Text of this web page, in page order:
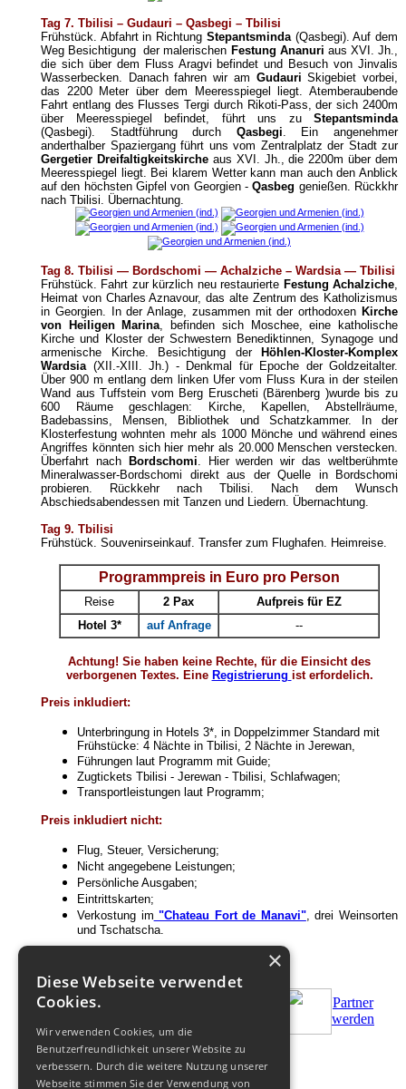
Tag 7. Tbilisi – Gudauri – Qasbegi – Tbilisi
Frühstück. Abfahrt in Richtung Stepantsminda(Qasbegi). Auf dem
Weg Besichtigung der malerischen Festung Ananuri aus XVI. Jh.,
die sich über dem Fluss Aragvi befindet und Besuch von Jinvalis
Wasserbecken. Danach fahren wir am Gudauri Skigebiet vorbei,
das 2200 Meter über dem Meeresspiegel liegt. Atemberaubende
Fahrt entlang des Flusses Tergi durch Rikoti-Pass, der sich 2400m
über Meeresspiegel befindet, führt uns zu Stepantsminda
(Qasbegi). Stadtführung durch Qasbegi. Ein angenehmer
anderthalber Spaziergang führt uns vom Zentralplatz der Stadt zur
Gergetier Dreifaltigkeitskircheaus XVI. Jh., die 2200m über dem
Meeresspiegel liegt. Bei klarem Wetter kann man auch den Anblick
auf den höchsten Gipfel von Georgien -Qasbeg genießen. Rückkhr
nach Tbilisi. Übernachtung.
Tag 8. Tbilisi — Bordschomi — Achalziche – Wardsia — Tbilisi
Frühstück. Fahrt zur kürzlich neu restaurierte Festung Achalziche,
Heimat von Charles Aznavour, das alte Zentrum des Katholizismus
in Georgien. In der Anlage, zusammen mit der orthodoxen Kirche
von Heiligen Marina, befinden sich Moschee, eine katholische
Kirche und Kloster der Schwestern Benediktinnen, Synagoge und
armenische Kirche. Besichtigung der
Höhlen-Kloster-Komplex
Wardsia(XII.-XIII. Jh.) - Denkmal für Epoche der Goldzeitalter.
Über 900 m entlang dem linken Ufer vom Fluss Kura in der steilen
Wand aus Tuffstein vom Berg Eruscheti (Bärenberg )wurde bis zu
600 Räume geschlagen: Kirche, Kapellen, Abstellräume,
Badebassins, Mensen, Bibliothek und Schatzkammer. In der
Klosterfestung wohnten mehr als 1000 Mönche und während eines
Angriffes könnten sich hier mehr als 20.000 Menschen verstecken.
Überfahrt nach
Bordschomi. Hier werden wir das weltberühmte
Mineralwasser-Bordschomi direkt aus der Quelle in Bordschomi
probieren. Rückkehr nach Tbilisi. Nach dem Wunsch
Abschiedsabendessen mit Tanzen und Liedern. Übernachtung.
Tag 9. Tbilisi
Frühstück. Souvenirseinkauf. Transfer zum Flughafen. Heimreise.
Programmpreis in Euro pro Person
Reise 2 Pax
Aufpreis für EZ
Hotel 3*
auf Anfrage --
Achtung! Sie haben keine Rechte, für die Einsicht des
verborgenen Textes. Eine Registrierung ist erfordelich.
Preis inkludiert:
Unterbringung in Hotels 3*, in Doppelzimmer Standard mit
Frühstücke: 4 Nächte in Tbilisi, 2 Nächte in Jerewan,
Führungen laut Programm mit Guide;
Zugtickets Tbilisi - Jerewan - Tbilisi, Schlafwagen;
Transportleistungen laut Programm;
Preis inkludiert nicht:
Flug, Steuer, Versicherung;
Nicht angegebene Leistungen;
Persönliche Ausgaben;
Eintrittskarten;
Verkostung im "Chateau Fort de Manavi", drei Weinsorten
und Tschatscha.
Bestellen
Partner
werden
© 2011- 2026
×
Diese Webseite verwendet
Cookies.
Wir verwenden Cookies, um die
Benutzerfreundlichkeit unserer Website zu
verbessern. Durch die weitere Nutzung unserer
Webseite stimmen Sie der Verwendung von